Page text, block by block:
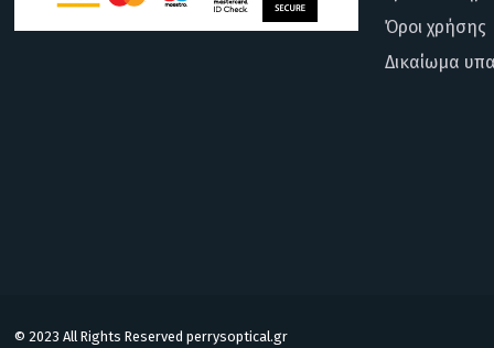
Όροι χρήσης
Δικαίωμα
© 2023 All Rights Reserved perrysoptical.gr